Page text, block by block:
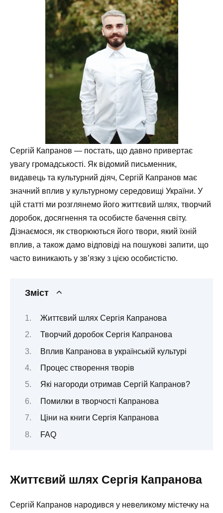
Сергій Капранов — постать, що давно привертає
увагу громадськості. Як відомий письменник,
видавець та культурний діяч, Сергій Капранов має
значний вплив у культурному середовищі України. У
цій статті ми розглянемо його життєвий шлях, творчий
доробок, досягнення та особисте бачення світу.
Дізнаємося, як створюються його твори, який їхній
вплив, а також дамо відповіді на пошукові запити, що
часто виникають у зв’язку з цією особистістю.
Зміст
Життєвий шлях Сергія Капранова
Творчий доробок Сергія Капранова
Вплив Капранова в українській культурі
Процес створення творів
Які нагороди отримав Сергій Капранов?
Помилки в творчості Капранова
Ціни на книги Сергія Капранова
FAQ
Життєвий шлях Сергія Капранова
Сергій Капранов народився у невеликому містечку на